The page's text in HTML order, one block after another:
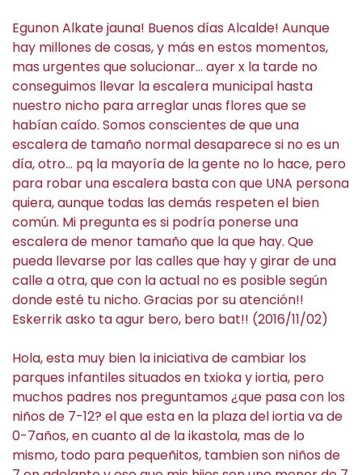
Egunon Alkate jauna! Buenos días Alcalde! Aunque
hay millones de cosas, y más en estos momentos,
mas urgentes que solucionar… ayer x la tarde no
conseguimos llevar la escalera municipal hasta
nuestro nicho para arreglar unas flores que se
habían caído. Somos conscientes de que una
escalera de tamaño normal desaparece si no es un
día, otro… pq la mayoría de la gente no lo hace, pero
para robar una escalera basta con que UNA persona
quiera, aunque todas las demás respeten el bien
común. Mi pregunta es si podría ponerse una
escalera de menor tamaño que la que hay. Que
pueda llevarse por las calles que hay y girar de una
calle a otra, que con la actual no es posible según
donde esté tu nicho. Gracias por su atención!!
Eskerrik asko ta agur bero, bero bat!! (2016/11/02)
Hola, esta muy bien la iniciativa de cambiar los
parques infantiles situados en txioka y iortia, pero
muchos padres nos preguntamos ¿que pasa con los
niños de 7-12? el que esta en la plaza del iortia va de
0-7años, en cuanto al de la ikastola, mas de lo
mismo, todo para pequeñitos, tambien son niños de